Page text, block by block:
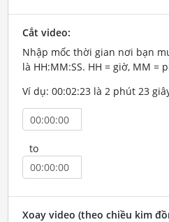
Cắt video:
Nhập mốc thời gian nơi bạn
là HH:MM:SS. HH = giờ, MM =
Ví dụ: 00:02:23 là 2 phút 23
to
Xoay video (theo chiều kim